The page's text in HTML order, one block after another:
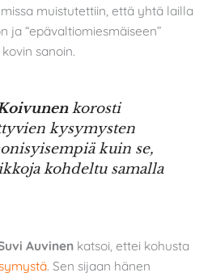
muistutettiin, että yhtä lailla
ja “epävaltiomiesmäiseen”
sanoin.
korosti
kysymysten
kuin se,
kohdeltu samalla
Auvinen katsoi, ettei kohusta
. Sen sijaan hänen